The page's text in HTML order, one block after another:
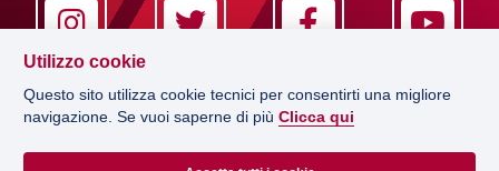
Utilizzo cookie
Questo sito utilizza cookie tecnici per consentirti una migliore
navigazione. Se vuoi saperne di più Clicca qui